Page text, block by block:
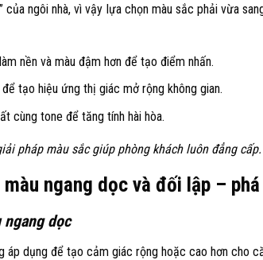
của ngôi nhà, vì vậy lựa chọn màu sắc phải vừa
nền và màu đậm hơn để tạo điểm nhấn.
tạo hiệu ứng thị giác mở rộng không gian.
cùng tone để tăng tính hài hòa.
pháp màu sắc giúp phòng khách luôn đẳng cấp.
ngang dọc và đối lập –
dọc
áp dụng để tạo cảm giác rộng hoặc cao hơn cho